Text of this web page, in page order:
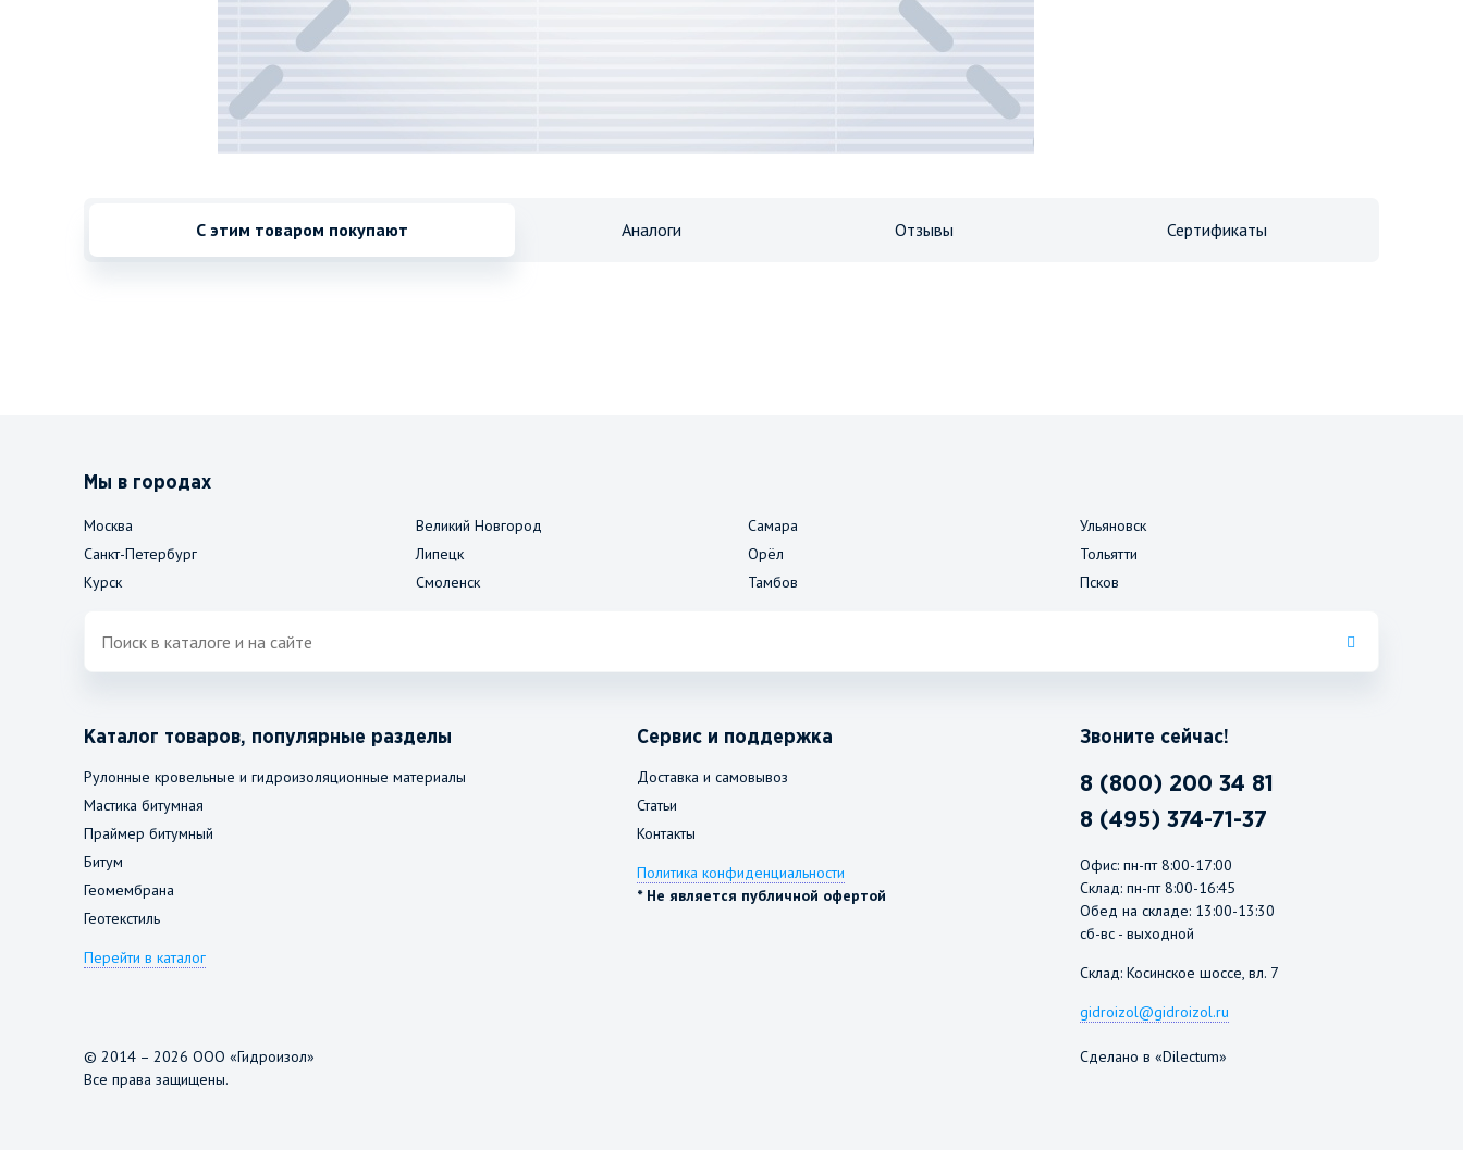
С этим товаром покупают Аналоги Отзывы Сертификаты
Мы в городах
Москва
Санкт-Петербург
Курск
Великий Новгород
Липецк
Смоленск
Самара
Орёл
Тамбов
Ульяновск
Тольятти
Псков
Каталог товаров, популярные разделы
Рулонные кровельные и гидроизоляционные материалы
Мастика битумная
Праймер битумный
Битум
Геомембрана
Геотекстиль
Перейти в каталог
Сервис и поддержка
Доставка и самовывоз
Статьи
Контакты
Политика конфиденциальности
* Не является публичной офертой
Звоните сейчас!
8 (800) 200 34 81
8 (495) 374-71-37
Офис: пн-пт 8:00-17:00
Склад: пн-пт 8:00-16:45
Обед на складе: 13:00-13:30
сб-вс - выходной
Склад: Косинское шоссе, вл. 7
gidroizol@gidroizol.ru
© 2014 – 2026 ООО «Гидроизол»
Все права защищены.
Сделано в «Dilectum»